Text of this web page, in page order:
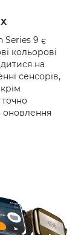
Series 9 є
кольорові
на
сенсорів,
точно
оновлення